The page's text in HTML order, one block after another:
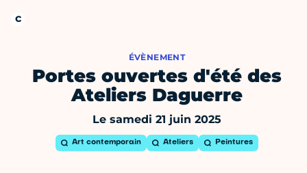
ÉVÈNEMENT
Portes ouvertes d'été des
Ateliers Daguerre
Le samedi 21 juin 2025
Art contemporain Ateliers Peintures